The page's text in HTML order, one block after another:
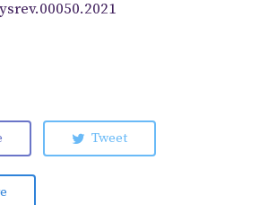
Tweet